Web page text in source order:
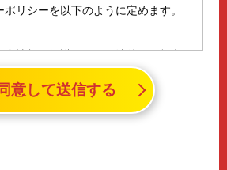
リシーを以下のように定めます。
人情報の保護に関する法律」に規定さ
関する情報であって、氏名、生年月日
り特定の個人を識別することができる
）を指します。
同意して送信する